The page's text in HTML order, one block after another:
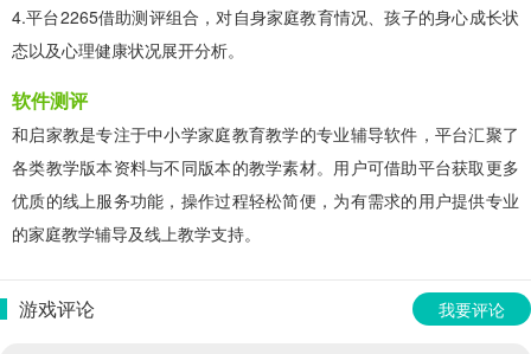
4.平台2265借助测评组合，对自身家庭教育情况、孩子的身心成长状
态以及心理健康状况展开分析。
软件测评
和启家教是专注于中小学家庭教育教学的专业辅导软件，平台汇聚了
各类教学版本资料与不同版本的教学素材。用户可借助平台获取更多
优质的线上服务功能，操作过程轻松简便，为有需求的用户提供专业
的家庭教学辅导及线上教学支持。
游戏评论 我要评论